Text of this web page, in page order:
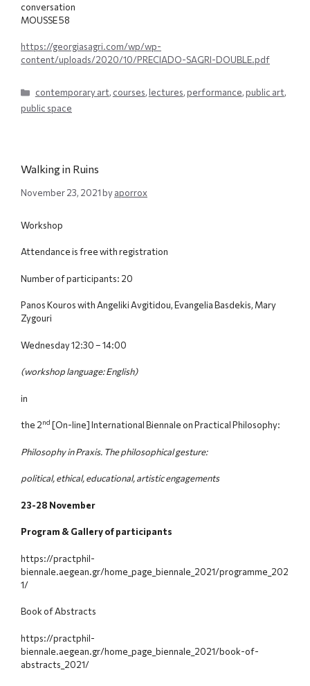
conversation
MOUSSE 58
https://georgiasagri.com/wp/wp-
content/uploads/2020/10/PRECIADO-SAGRI-DOUBLE.pdf
Categories
contemporary art, courses, lectures,performance,public art,
public space
Walking in Ruins
November 23, 2021byaporrox
Workshop
Attendance is free with registration
Number of participants: 20
Panos Kouros with Angeliki Avgitidou, Evangelia Basdekis, Mary
Zygouri
Wednesday 12:30 – 14:00
(workshop language: English)
in
the 2nd [On-line] International Biennale on Practical Philosophy:
Philosophy in Praxis. The philosophical gesture:
political, ethical, educational, artistic engagements
23-28 November
Program & Gallery of participants
https://practphil-
biennale.aegean.gr/home_page_biennale_2021/programme_202
1/
Book of Abstracts
https://practphil-
biennale.aegean.gr/home_page_biennale_2021/book-of-
abstracts_2021/